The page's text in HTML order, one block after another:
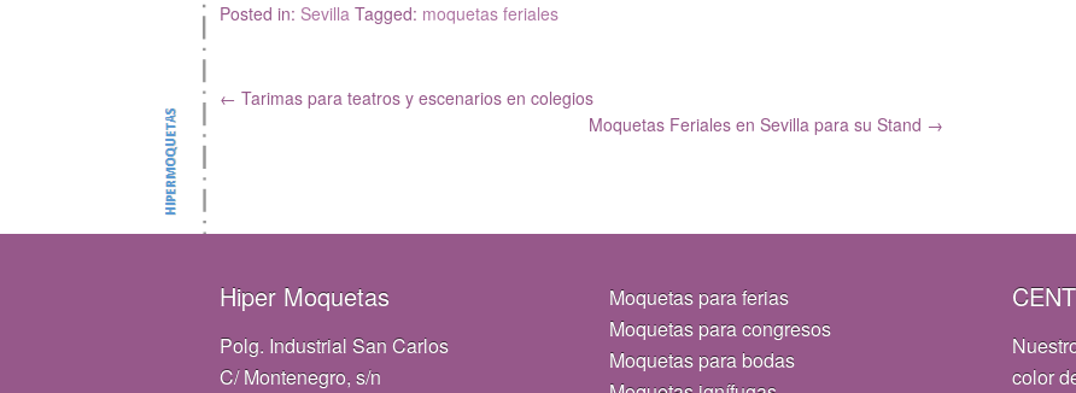
Posted in: Sevilla Tagged: moquetas feriales
← Tarimas para teatros y escenarios en colegios
Moquetas Feriales en Sevilla para su Stand →
Hiper Moquetas
Polg. Industrial San Carlos
C/ Montenegro, s/n
Moquetas para ferias
Moquetas para congresos
Moquetas para bodas
color